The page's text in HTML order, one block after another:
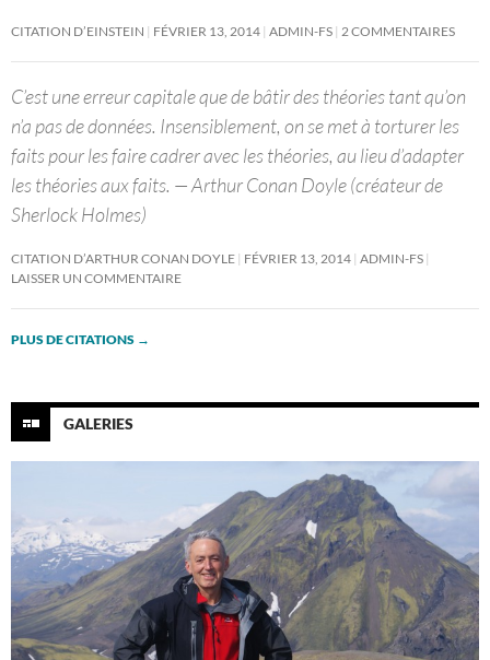
CITATION D’EINSTEIN FÉVRIER 13, 2014 ADMIN-FS 2 COMMENTAIRES
C’est une erreur capitale que de bâtir des théories tant qu’on
n’a pas de données. Insensiblement, on se met à torturer les
faits pour les faire cadrer avec les théories, au lieu d’adapter
les théories aux faits. — Arthur Conan Doyle (créateur de
Sherlock Holmes)
CITATION D’ARTHUR CONAN DOYLE FÉVRIER 13, 2014 ADMIN-FS
LAISSER UN COMMENTAIRE
PLUS DE CITATIONS →
GALERIES